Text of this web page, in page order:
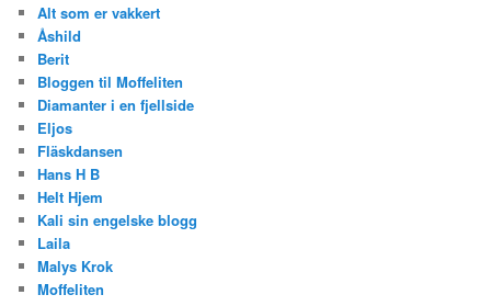
Alt som er vakkert
Åshild
Berit
Bloggen til Moffeliten
Diamanter i en fjellside
Eljos
Fläskdansen
Hans H B
Helt Hjem
Kali sin engelske blogg
Laila
Malys Krok
Moffeliten